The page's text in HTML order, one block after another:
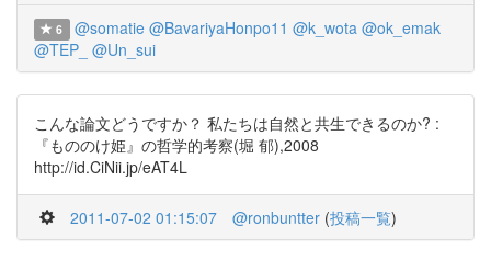
6 @somatie @BavariyaHonpo11 @k_wota @ok_emak
@TEP_ @Un_sui
こんな論文どうですか？ 私たちは自然と共生できるのか? :
『もののけ姫』の哲学的考察(堀 郁),2008
http://id.CiNii.jp/eAT4L
2011-07-02 01:15:07 @ronbuntter (投稿一覧)